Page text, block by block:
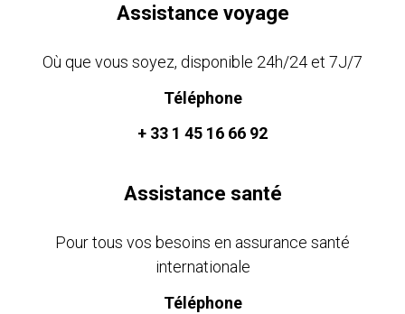
Assistance voyage
Où que vous soyez, disponible 24h/24 et 7J/7
Téléphone
+ 33 1 45 16 66 92
Assistance santé
Pour tous vos besoins en assurance santé
internationale
Téléphone